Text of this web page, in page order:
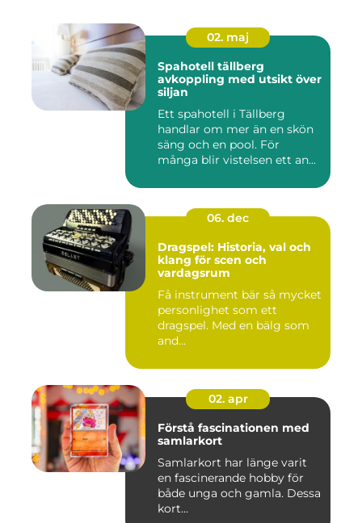
02. maj
Spahotell tällberg
avkoppling med utsikt över
siljan
Ett spahotell i Tällberg
handlar om mer än en skön
säng och en pool. För
många blir vistelsen ett an...
06. dec
Dragspel: Historia, val och
klang för scen och
vardagsrum
Få instrument bär så mycket
personlighet som ett
dragspel. Med en bälg som
and...
02. apr
Förstå fascinationen med
samlarkort
Samlarkort har länge varit
en fascinerande hobby för
både unga och gamla. Dessa
kort...